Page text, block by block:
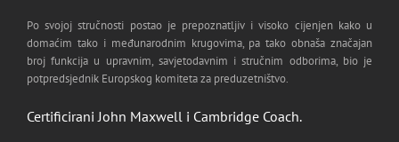
Po svojoj stručnosti postao je prepoznatljiv i visoko cijenjen kako u
domaćim tako i međunarodnim krugovima, pa tako obnaša značajan
broj funkcija u upravnim, savjetodavnim i stručnim odborima, bio je
potpredsjednik Europskog komiteta za preduzetništvo.
Certificirani John Maxwell i Cambridge Coach.